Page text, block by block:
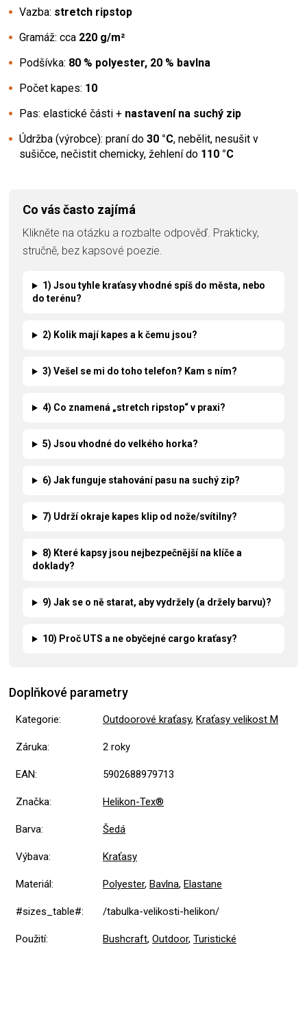
Vazba: stretch ripstop
Gramáž: cca 220 g/m²
Podšívka: 80 % polyester, 20 % bavlna
Počet kapes: 10
Pas: elastické části + nastavení na suchý zip
Údržba (výrobce): praní do 30 °C, nebělit, nesušit v
sušičce, nečistit chemicky, žehlení do 110 °C
Co vás často zajímá
Klikněte na otázku a rozbalte odpověď. Prakticky,
stručně, bez kapsové poezie.
1) Jsou tyhle kraťasy vhodné spíš do města, nebo
do terénu?
2) Kolik mají kapes a k čemu jsou?
3) Vešel se mi do toho telefon? Kam s ním?
4) Co znamená „stretch ripstop“ v praxi?
5) Jsou vhodné do velkého horka?
6) Jak funguje stahování pasu na suchý zip?
7) Udrží okraje kapes klip od nože/svítilny?
8) Které kapsy jsou nejbezpečnější na klíče a
doklady?
9) Jak se o ně starat, aby vydržely (a držely barvu)?
10) Proč UTS a ne obyčejné cargo kraťasy?
Doplňkové parametry
Kategorie: Outdoorové kraťasy, Kraťasy velikost M
Záruka: 2 roky
EAN: 5902688979713
Značka: Helikon-Tex®
Barva: Šedá
Výbava: Kraťasy
Materiál: Polyester, Bavlna, Elastane
#sizes_table#: /tabulka-velikosti-helikon/
Použití: Bushcraft, Outdoor, Turistické